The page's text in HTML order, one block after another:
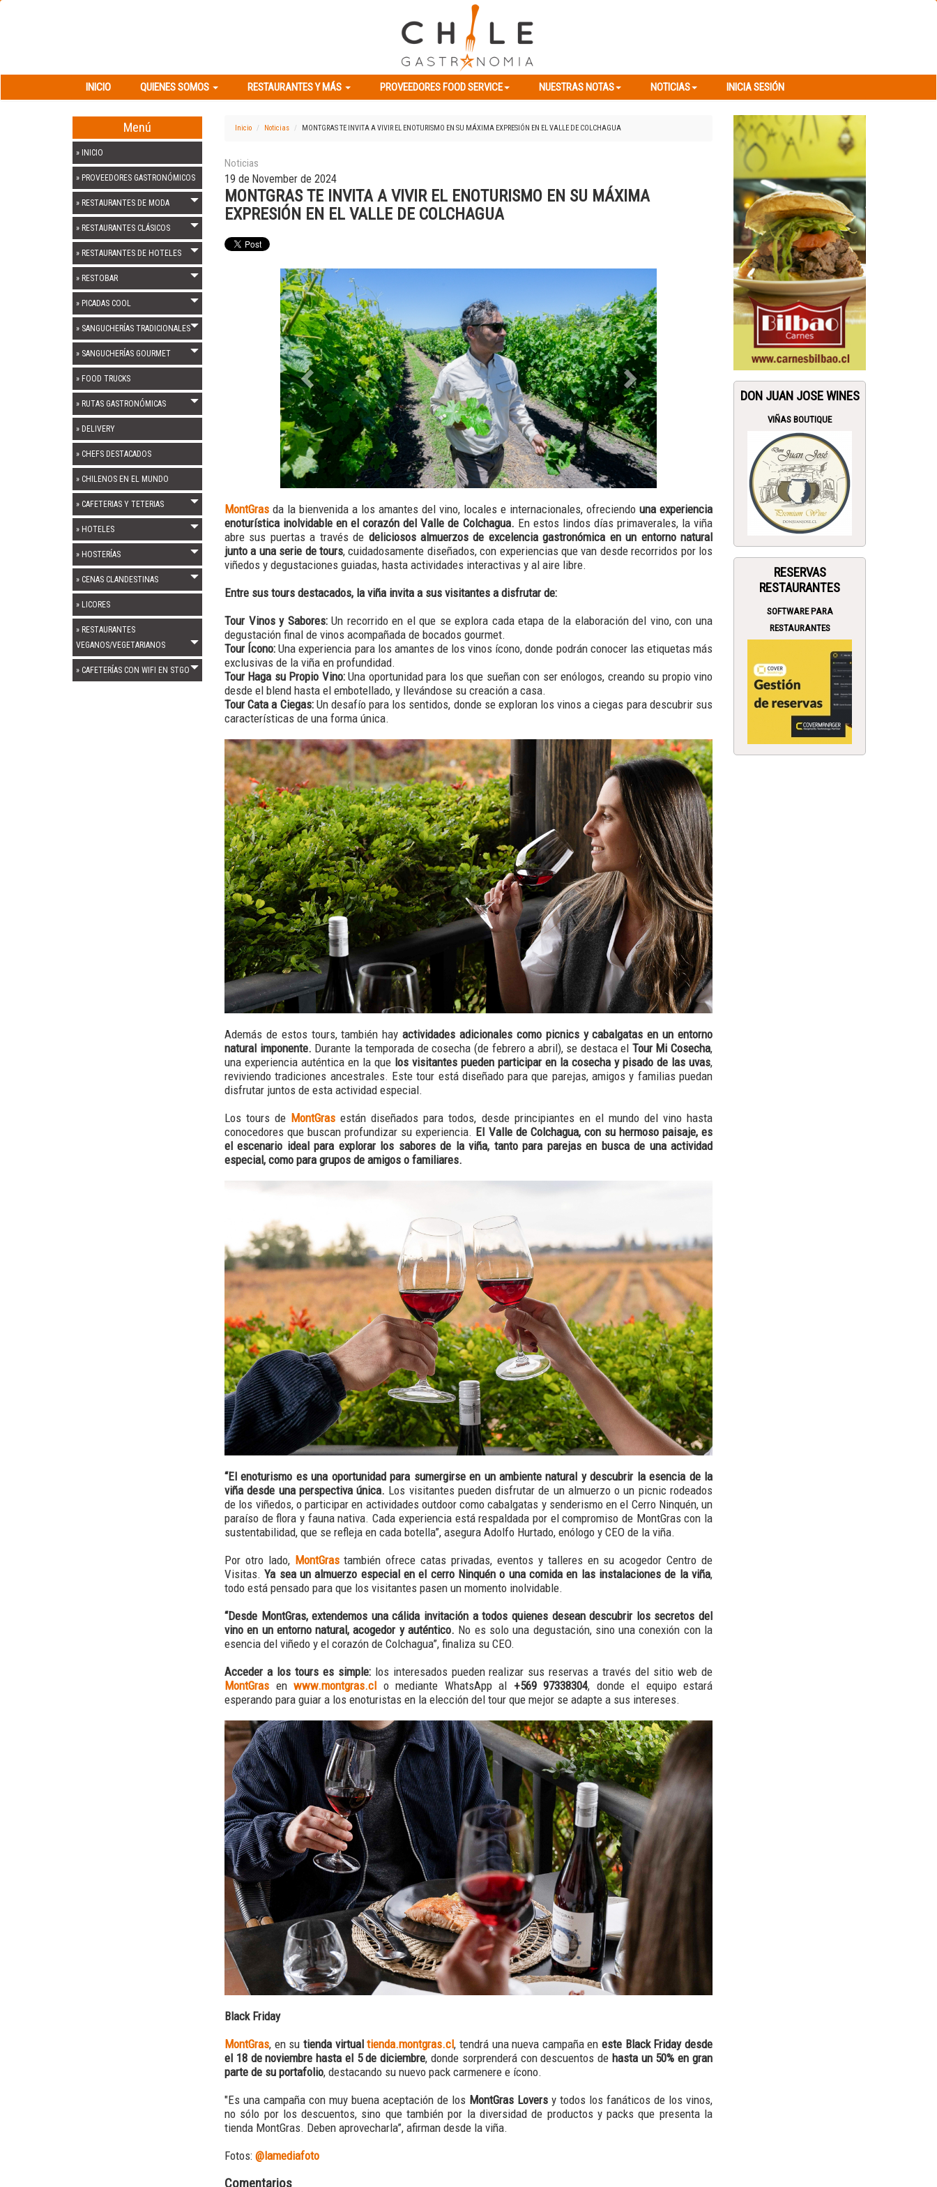
INICIO QUIENES SOMOS RESTAURANTES Y MÁS PROVEEDORES FOOD SERVICE NUESTRAS NOTAS NOTICIAS INICIA SESIÓN
PROVEEDORES FOOD SERVICE
Menú
» INICIO
» PROVEEDORES GASTRONÓMICOS
» RESTAURANTES DE MODA
» RESTAURANTES CLÁSICOS
» RESTAURANTES DE HOTELES
» RESTOBAR
» PICADAS COOL
» SANGUCHERÍAS TRADICIONALES
» SANGUCHERÍAS GOURMET
» FOOD TRUCKS
» RUTAS GASTRONÓMICAS
» DELIVERY
» CHEFS DESTACADOS
» CHILENOS EN EL MUNDO
» CAFETERIAS Y TETERIAS
» HOTELES
» HOSTERÍAS
» CENAS CLANDESTINAS
» LICORES
» RESTAURANTES
VEGANOS/VEGETARIANOS
» CAFETERÍAS CON WIFI EN STGO
Inicio Noticias MONTGRAS TE INVITA A VIVIR EL ENOTURISMO EN SU MÁXIMA EXPRESIÓN EN EL VALLE DE COLCHAGUA
Noticias
19 de November de 2024
MONTGRAS TE INVITA A VIVIR EL ENOTURISMO EN SU MÁXIMA
EXPRESIÓN EN EL VALLE DE COLCHAGUA
Previous
MontGras da la bienvenida a los amantes del vino, locales e internacionales, ofreciendo una experiencia
enoturística inolvidable en el corazón del Valle de Colchagua.En estos lindos días primaverales, la viña
abre sus puertas a través dedeliciosos almuerzos de excelencia gastronómica en un entorno natural
junto a una serie de tours, cuidadosamente diseñados, con experiencias que van desde recorridos por los
viñedos y degustaciones guiadas, hasta actividades interactivas y al aire libre.
Entre sus tours destacados, la viña invita a sus visitantes a disfrutar de:
Tour Vinos y Sabores:Un recorrido en el que se explora cada etapa de la elaboración del vino, con una
degustación final de vinos acompañada de bocados gourmet.
Tour Ícono:Una experiencia para los amantes de los vinos ícono, donde podrán conocer las etiquetas más
exclusivas de la viña en profundidad.
Tour Haga su Propio Vino:Una oportunidad para los que sueñan con ser enólogos, creando su propio vino
desde el blend hasta el embotellado, y llevándose su creación a casa.
Tour Cata a Ciegas:Un desafío para los sentidos, donde se exploran los vinos a ciegas para descubrir sus
características de una forma única.
Además de estos tours, también hay actividades adicionales como picnics y cabalgatas en un entorno
natural imponente. Durante la temporada de cosecha (de febrero a abril), se destaca elTour Mi Cosecha,
una experiencia auténtica en la quelos visitantes pueden participar en la cosecha y pisado de las uvas,
reviviendo tradiciones ancestrales. Este tour está diseñado para que parejas, amigos y familias puedan
disfrutar juntos de esta actividad especial.
Los tours de MontGras están diseñados para todos, desde principiantes en el mundo del vino hasta
conocedores que buscan profundizar su experiencia.El Valle de Colchagua, con su hermoso paisaje, es
el escenario ideal para explorar los sabores de la viña, tanto para parejas en busca de una actividad
especial, como para grupos de amigos o familiares.
“El enoturismo es una oportunidad para sumergirse en un ambiente natural y descubrir la esencia de la
viña desde una perspectiva única.Los visitantes pueden disfrutar de un almuerzo o un picnic rodeados
de los viñedos, o participar en actividades outdoor como cabalgatas y senderismo en el Cerro Ninquén, un
paraíso de flora y fauna nativa. Cada experiencia está respaldada por el compromiso de MontGras con la
sustentabilidad, que se refleja en cada botella”, asegura Adolfo Hurtado, enólogo y CEO de la viña.
Por otro lado, MontGras también ofrece catas privadas, eventos y talleres en su acogedor Centro de
Visitas.Ya sea un almuerzo especial en el cerro Ninquén o una comida en las instalaciones de la viña,
todo está pensado para que los visitantes pasen un momento inolvidable.
“Desde MontGras, extendemos una cálida invitación a todos quienes desean descubrir los secretos del
vino en un entorno natural, acogedor y auténtico.No es solo una degustación, sino una conexión con la
esencia del viñedo y el corazón de Colchagua”, finaliza su CEO.
Acceder a los tours es simple:los interesados pueden realizar sus reservas a través del sitio web de
MontGrasen www.montgras.clo mediante WhatsApp al+569 97338304 , donde el equipo estará
esperando para guiar a los enoturistas en la elección del tour que mejor se adapte a sus intereses.
Black Friday
MontGras
tienda virtualtienda.montgras.cl , tendrá una nueva campaña en este Black Friday desde
el 18 de noviembre hasta el 5 de diciembre, donde sorprenderá con descuentos dehasta un 50% en gran
parte de su portafolio, destacando su nuevo pack carmenere e ícono.
"Es una campaña con muy buena aceptación de los MontGras Lovers y todos los fanáticos de los vinos,
no sólo por los descuentos, sino que también por la diversidad de productos y packs que presenta la
tienda MontGras. Deben aprovecharla”, afirman desde la viña.
Fotos: @lamediafoto
Comentarios
DON JUAN JOSE WINES
VIÑAS BOUTIQUE
RESERVAS
RESTAURANTES
SOFTWARE PARA
RESTAURANTES